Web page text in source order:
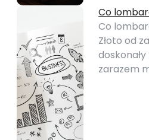
Co
Co
Złoto od
zarazem